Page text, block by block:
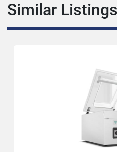
Similar Listings